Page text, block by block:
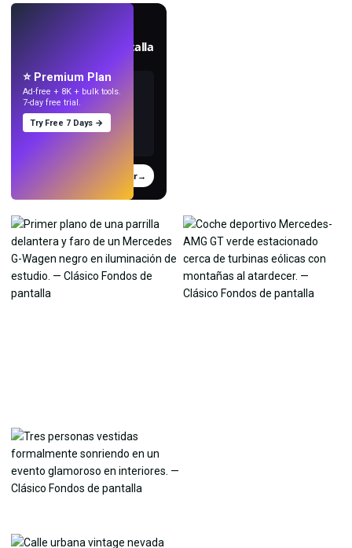
Crea fondos de pantalla
Probar→
⭐ Premium Plan
Ad-free + 8K + bulk tools.
7-day free trial.
Try Free 7 Days →